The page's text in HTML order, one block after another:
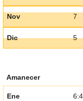
Nov 7
Dic 5
Amanecer
Ene